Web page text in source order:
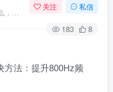
关注 私信
183 8
法：提升800Hz频